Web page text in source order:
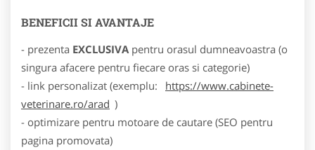
BENEFICII SI AVANTAJE
- prezenta EXCLUSIVA pentru orasul dumneavoastra (o
singura afacere pentru fiecare oras si categorie)
- link personalizat (exemplu:
https://www.cabinete-
veterinare.ro/arad )
- optimizare pentru motoare de cautare (SEO pentru
pagina promovata)